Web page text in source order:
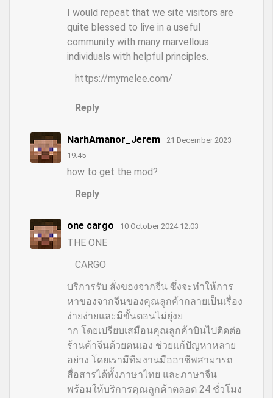
I would repeat that we site visitors are
quite blessed to live in a useful
community with many marvellous
individuals with helpful principles.
https://mymelee.com/
Reply
NarhAmanor_Jerem
21 December 2023
19:45
how to get the mod?
Reply
one cargo 10 October 2024 12:03
THE ONE
CARGO
บริการรับ สั่งของจากจีน ซึ่งจะทำให้การ
หาของจากจีนของคุณลูกค้ากลายเป็นเรื่อง
ง่ายง่ายและมีขั้นตอนไม่ยุ่งย
าก โดยเปรียบเสมือนคุณลูกค้าบินไปติดต่อ
ร้านค้าจีนด้วยตนเอง ช่วยแก้ปัญหาหลาย
อย่าง โดยเรามีทีมงานมืออาชีพสามารถ
สื่อสารได้ทั้งภาษาไทย และภาษาจีน
พร้อมให้บริการคุณลูกค้าตลอด 24 ชั่วโมง